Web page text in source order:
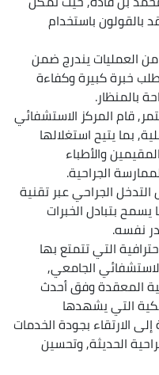
باستخدام
العمليات يندرج ضمن
خبرة كبيرة وكفاءة
قام المركز الاستشفائي
بما يتيح استغلالها
والأطباء
الجراحية.
الجراحي عبر تقنية
بتبادل الخبرات
نفسه.
التي تتمتع بها
الجامعي,
المعقدة وفق أحدث
التي يشهدها
الارتقاء بجودة الخدمات
الحديثة, وتحسين